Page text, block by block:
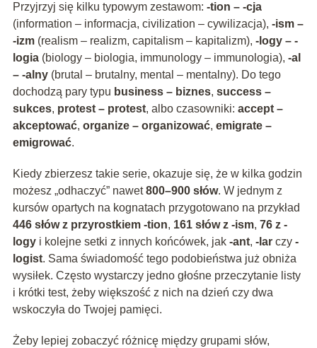
Przyjrzyj się kilku typowym zestawom: -tion – -cja
(information – informacja, civilization – cywilizacja), -ism –
-izm(realism – realizm, capitalism – kapitalizm), -logy – -
logia(biology – biologia, immunology – immunologia), -al
– -alny(brutal – brutalny, mental – mentalny). Do tego
dochodzą pary typu business – biznes, success –
sukces, protest – protest, albo czasowniki: accept –
akceptować, organize – organizować, emigrate –
emigrować.
Kiedy zbierzesz takie serie, okazuje się, że w kilka godzin
możesz „odhaczyć” nawet800–900 słów. W jednym z
kursów opartych na kognatach przygotowano na przykład
446 słów z przyrostkiem -tion, 161 słów z -ism, 76 z -
logyi kolejne setki z innych końcówek, jak -ant, -larczy -
logist. Sama świadomość tego podobieństwa już obniża
wysiłek. Często wystarczy jedno głośne przeczytanie listy
i krótki test, żeby większość z nich na dzień czy dwa
wskoczyła do Twojej pamięci.
Żeby lepiej zobaczyć różnicę między grupami słów,